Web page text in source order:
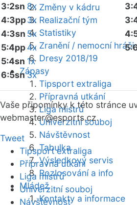
Změny v kádru
Realizační tým
Statistiky
Zranění / nemocní hráči
Dresy 2018/19
Zápasy
Tipsport extraliga
Přípravná utkání
Liga mistrů
Univerzitní souboj
Návštěvnost
Tabulka
Výsledkový servis
Rozlosování a info
Mládež
Kontakty a informace
3:2sn 8x
4:3pp3x
4:3sn 5x
5:4pp4x
5:4sn 1x
6:5sn 3x
Vaše připomínky k této stránce
webmaster@esports.cz.
Tweet
Tipsport extraliga
Přípravná utkání
Liga mistrů
Univerzitní souboj
Návštěvnost